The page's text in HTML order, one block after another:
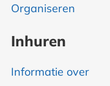
Organiseren
Inhuren
Informatie over